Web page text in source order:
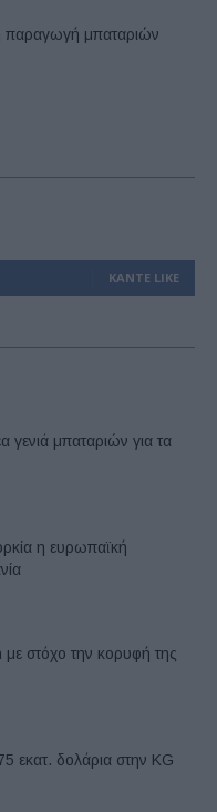
παραγωγή μπαταριών
ΚΆΝΤΕ LIKE
γενιά μπαταριών για τα
η ευρωπαϊκή
στόχο την κορυφή της
εκατ. δολάρια στην KG